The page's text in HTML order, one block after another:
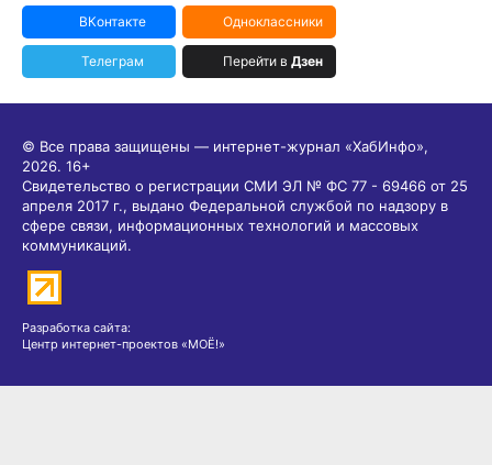
ВКонтакте Одноклассники
Телеграм Перейти в Дзен
© Все права защищены — интернет-журнал «ХабИнфо»,
2026. 16+
Свидетельство о регистрации СМИ ЭЛ № ФС 77 - 69466 от 25
апреля 2017 г., выдано Федеральной службой по надзору в
сфере связи, информационных технологий и массовых
коммуникаций.
Разработка сайта:
Центр интернет-проектов «МОЁ!»